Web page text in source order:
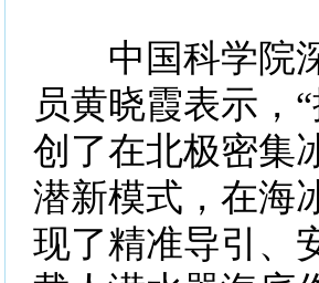
中国科学院深
员黄晓霞表示，
创了在北极密集
潜新模式，在海
现了精准导引、